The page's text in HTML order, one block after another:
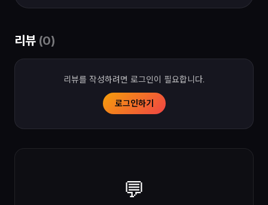
리뷰 (0)
리뷰를 작성하려면 로그인이 필요합니다.
로그인하기
💬